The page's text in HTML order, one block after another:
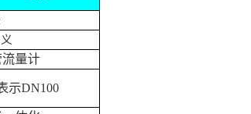
流量计
示DN100